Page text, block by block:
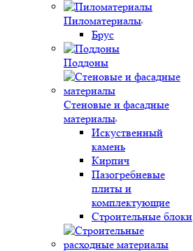
Пиломатериалы
Брус
Поддоны
Стеновые и фасадные
материалы
Искуственный
камень
Кирпич
Пазогребневые
плиты и
комплектующие
Строительные блоки